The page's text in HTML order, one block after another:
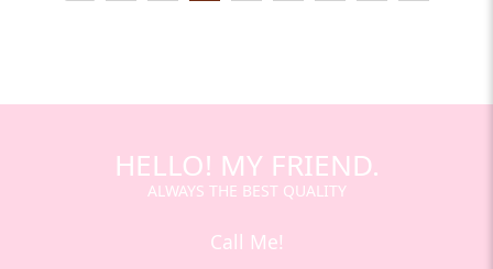
HELLO! MY FRIEND.
ALWAYS THE BEST QUALITY
Call Me!